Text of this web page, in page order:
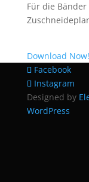
Für die
Download Now!
Facebook
Instagram
Designed by
WordPress